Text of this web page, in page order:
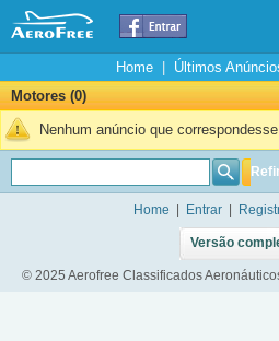
Home| Últimos
Motores (0)
Nenhum anúncio que
Home Entrar
Versão
© 2025 Aerofree Classificados